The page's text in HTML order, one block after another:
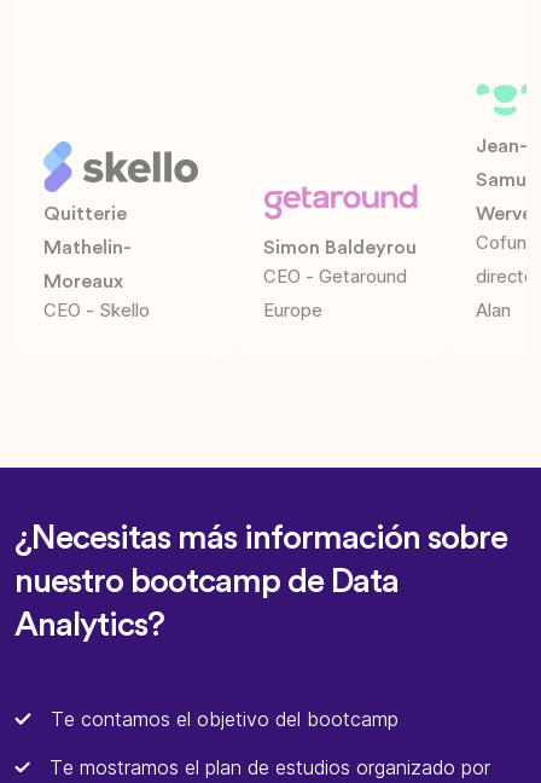
Quitterie
Mathelin-
Moreaux
CEO - Skello
Simon Baldeyrou
CEO - Getaround
Europe
Jean-
Werve
Alan
¿Necesitas más información sobre
nuestro bootcamp de Data
Analytics?
Te contamos el objetivo del bootcamp
Te mostramos el plan de estudios organizado por